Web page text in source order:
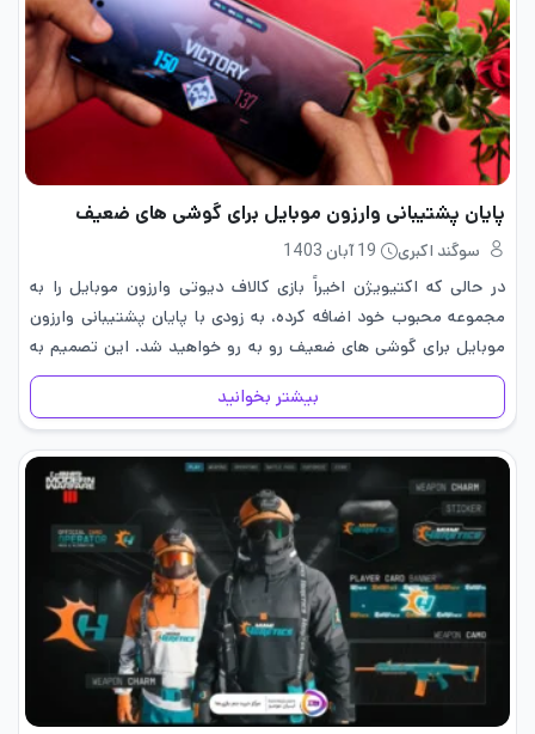
پایان پشتیبانی وارزون موبایل برای گوشی های ضعیف
سوگند اکبری
19 آبان 1403
در حالی که اکتیویژن اخیراً بازی کالاف دیوتی وارزون موبایل را به
مجموعه محبوب خود اضافه کرده، به زودی با پایان پشتیبانی وارزون
موبایل برای گوشی های ضعیف رو به رو خواهید شد. این تصمیم به
دلیل نیاز بازی به…
بیشتر بخوانید